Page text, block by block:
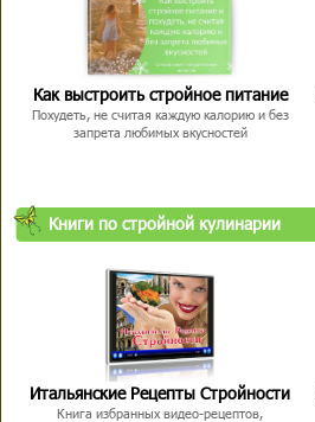
Как выстроить стройное питание
Похудеть, не считая каждую калорию и без
запрета любимых вкусностей
Книги по стройной кулинарии
Итальянские Рецепты Стройности
Книга избранных видео-рецептов,